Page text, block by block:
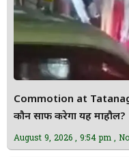
Commotion at
कौन साफ करेगा यह माहौल?
August 9, 2026 9:54 pm